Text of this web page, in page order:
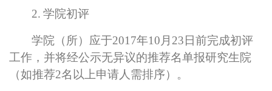
2. 学院初评
学院（所）应于2017年10月23日前完成初评
工作，并将经公示无异议的推荐名单报研究生院
（如推荐2名以上申请人需排序）。